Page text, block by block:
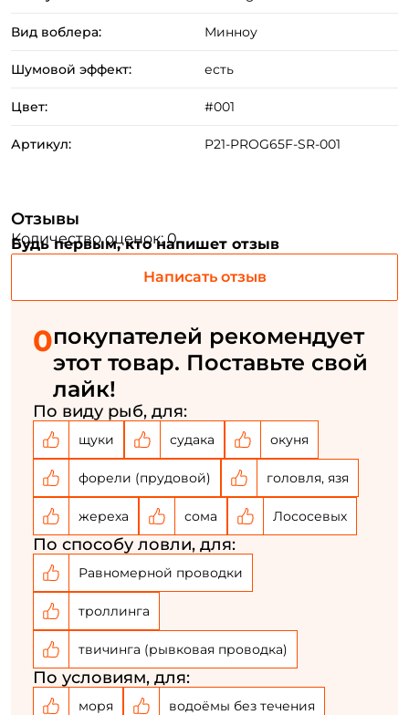
Вид воблера: Минноу
Шумовой эффект: есть
Цвет: #001
Артикул: P21-PROG65F-SR-001
Отзывы
Количество оценок: 0
Будь первым, кто напишет отзыв
Написать отзыв
0покупателей рекомендует
этот товар. Поставьте свой
лайк!
По виду рыб, для:
щуки судака окуня
форели (прудовой) головля, язя
жереха сома Лососевых
По способу ловли, для:
Равномерной проводки
троллинга
твичинга (рывковая проводка)
По условиям, для:
моря водоёмы без течения
Создать аккаунт
Номер телефона: *
Придумайте пароль: *
Повторите пароль: *
Заполняя данную форму вы соглашаетесь на обработку
персональных данных
Создать аккаунт
У меня уже есть аккаунт